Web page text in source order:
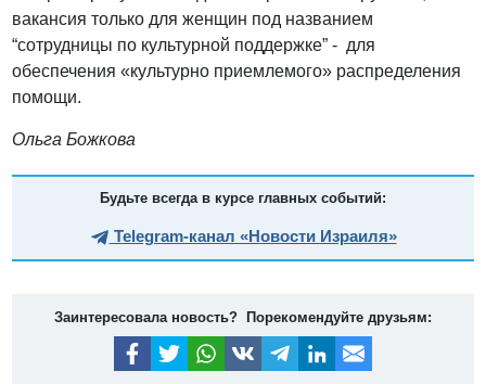
вакансия только для женщин под названием
“сотрудницы по культурной поддержке” - для
обеспечения «культурно приемлемого» распределения
помощи.
Ольга Божкова
Будьте всегда в курсе главных событий:
Telegram-канал «Новости Израиля»
Заинтересовала новость? Порекомендуйте друзьям: